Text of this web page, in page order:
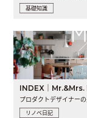
基礎知識
リノベ日記